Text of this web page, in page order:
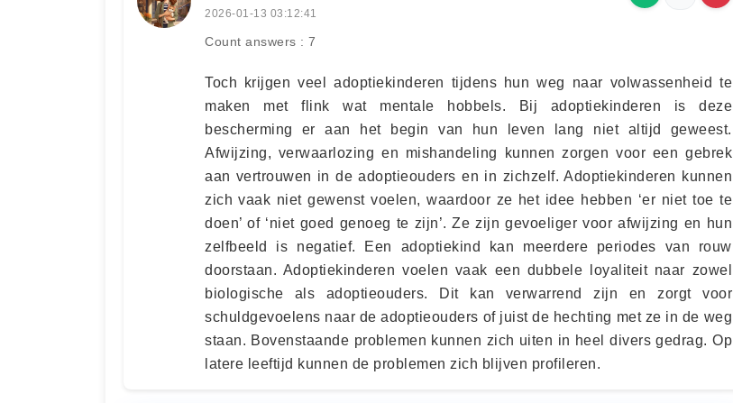
2026-01-13 03:12:41
Count answers : 7
Toch krijgen veel adoptiekinderen tijdens hun weg naar volwassenheid te
maken met flink wat mentale hobbels. Bij adoptiekinderen is deze
bescherming er aan het begin van hun leven lang niet altijd geweest.
Afwijzing, verwaarlozing en mishandeling kunnen zorgen voor een gebrek
aan vertrouwen in de adoptieouders en in zichzelf. Adoptiekinderen kunnen
zich vaak niet gewenst voelen, waardoor ze het idee hebben ‘er niet toe te
doen’ of ‘niet goed genoeg te zijn’. Ze zijn gevoeliger voor afwijzing en hun
zelfbeeld is negatief. Een adoptiekind kan meerdere periodes van rouw
doorstaan. Adoptiekinderen voelen vaak een dubbele loyaliteit naar zowel
biologische als adoptieouders. Dit kan verwarrend zijn en zorgt voor
schuldgevoelens naar de adoptieouders of juist de hechting met ze in de weg
staan. Bovenstaande problemen kunnen zich uiten in heel divers gedrag. Op
latere leeftijd kunnen de problemen zich blijven profileren.